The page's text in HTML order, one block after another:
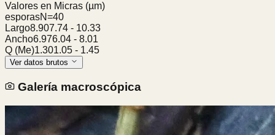
Valores en Micras (µm)
esporasN=40
Largo8.907.74 - 10.33
Ancho6.976.04 - 8.01
Q (Me)1.301.05 - 1.45
Ver datos brutos
Galería macroscópica